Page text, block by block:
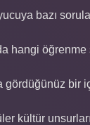
bazı
hangi
bir
kültür